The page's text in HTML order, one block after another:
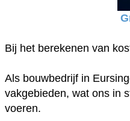
Bij het berekenen van
Als bouwbedrijf in
vakgebieden, wat ons in
voeren.